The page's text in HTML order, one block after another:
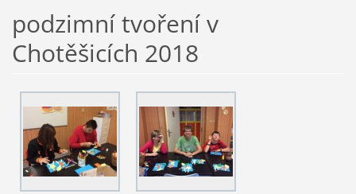
podzimní tvoření v
Chotěšicích 2018